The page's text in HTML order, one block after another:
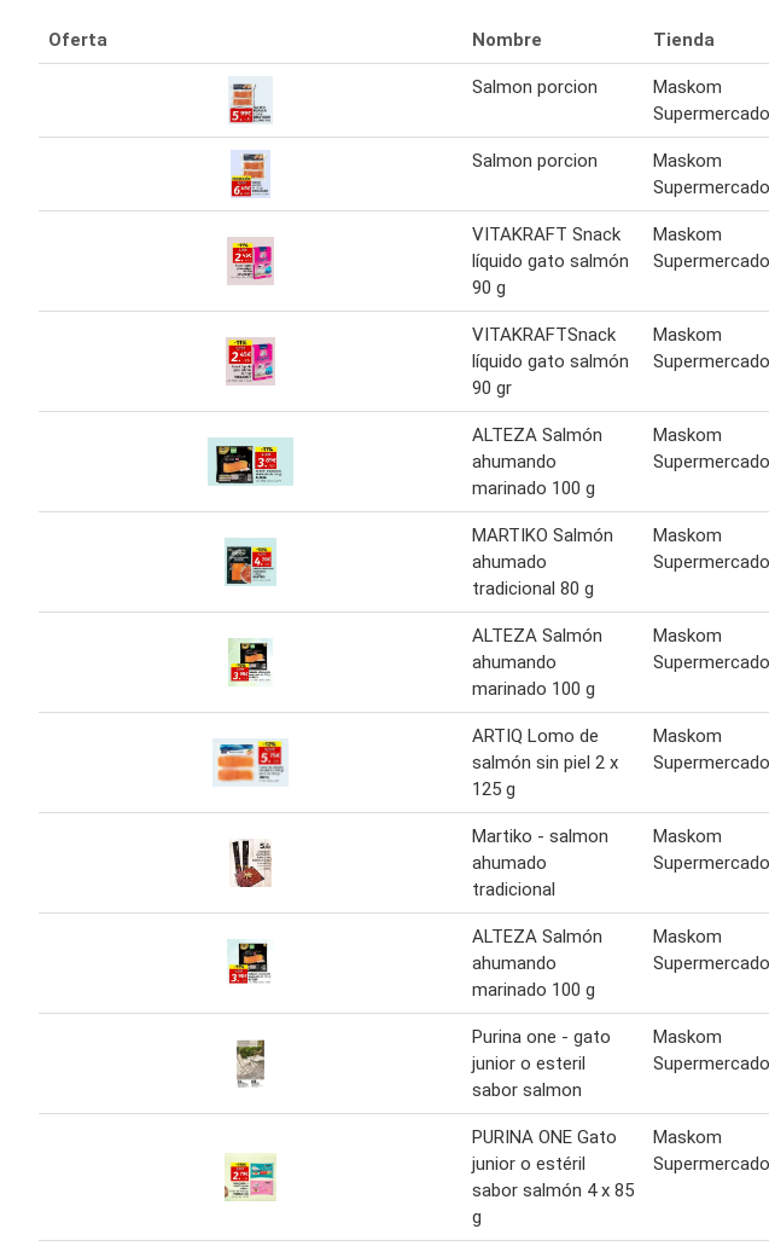
Oferta Nombre Tienda
Salmon porcion
Maskom
Salmon porcion
Maskom
VITAKRAFT Snack
líquido gato salmón
90 g
Maskom
VITAKRAFTSnack
líquido gato salmón
90 gr
Maskom
ALTEZA Salmón
ahumando
marinado 100 g
Maskom
MARTIKO Salmón
ahumado
tradicional 80 g
Maskom
ALTEZA Salmón
ahumando
marinado 100 g
Maskom
ARTIQ Lomo de
salmón sin piel 2 x
125 g
Maskom
Martiko - salmon
ahumado
tradicional
Maskom
ALTEZA Salmón
ahumando
marinado 100 g
Maskom
Purina one - gato
junior o esteril
sabor salmon
Maskom
PURINA ONE Gato
junior o estéril
sabor salmón 4 x 85
g
Maskom